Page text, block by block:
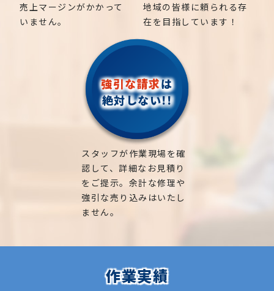
売上マージンがかかって
いません。
地域の皆様に頼られる存
在を目指しています！
強引な請求は
絶対しない!!
スタッフが作業現場を確
認して、詳細なお見積り
をご提示。余計な修理や
強引な売り込みはいたし
ません。
作業実績